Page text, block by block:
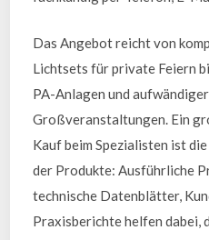
Das Angebot reicht von
Lichtsets für private Feiern
PA-Anlagen und
Großveranstaltungen. Ein
Kauf beim Spezialisten ist
der Produkte: Ausführliche
technische Datenblätter,
Praxisberichte helfen dabei,